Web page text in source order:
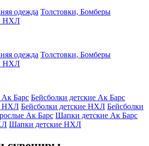
одежда Толстовки, Бомберы
НХЛ
одежда Толстовки, Бомберы
НХЛ
Ак Барс Бейсболки детские Ак Барс
НХЛ Бейсболки детские НХЛ Бейсболки
Ак Барс Шапки детские Ак Барс
Шапки детские НХЛ